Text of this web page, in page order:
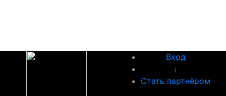
Вход
/
Стать партнёром